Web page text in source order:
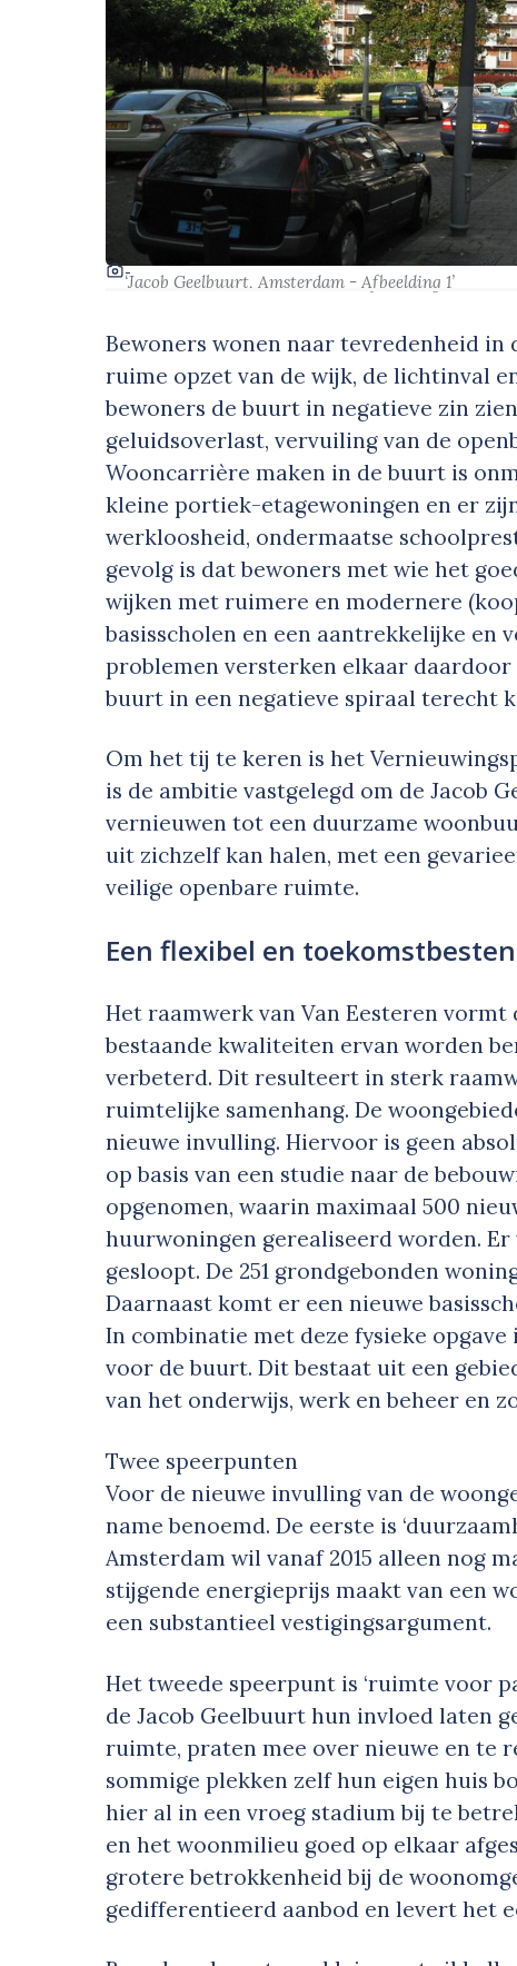
-
‘Jacob Geelbuurt, Amsterdam - Afbeelding 1’
Bewoners wonen naar tevredenheid in
ruime opzet van de wijk, de lichtinval
bewoners de buurt in negatieve zin
geluidsoverlast, vervuiling van de
Wooncarrière maken in de buurt is
kleine portiek-etagewoningen en er
werkloosheid, ondermaatse
gevolg is dat bewoners met wie het
wijken met ruimere en modernere
basisscholen en een aantrekkelijke en
problemen versterken elkaar
buurt in een negatieve spiraal terecht
Om het tij te keren is het
is de ambitie vastgelegd om de Jacob
vernieuwen tot een duurzame
uit zichzelf kan halen, met een
veilige openbare ruimte.
Een flexibel en
Het raamwerk van Van Eesteren vormt
bestaande kwaliteiten ervan worden
verbeterd. Dit resulteert in sterk
ruimtelijke samenhang. De
nieuwe invulling. Hiervoor is geen
op basis van een studie naar de
opgenomen, waarin maximaal 500
huurwoningen gerealiseerd worden.
gesloopt. De 251 grondgebonden
Daarnaast komt er een nieuwe
In combinatie met deze fysieke
voor de buurt. Dit bestaat uit een
van het onderwijs, werk en beheer en
Twee speerpunten
Voor de nieuwe invulling van de
name benoemd. De eerste is
Amsterdam wil vanaf 2015 alleen nog
stijgende energieprijs maakt van een
een substantieel vestigingsargument.
Het tweede speerpunt is ‘ruimte voor
de Jacob Geelbuurt hun invloed laten
ruimte, praten mee over nieuwe en te
sommige plekken zelf hun eigen huis
hier al in een vroeg stadium bij te
en het woonmilieu goed op elkaar
grotere betrokkenheid bij de
gedifferentieerd aanbod en levert het